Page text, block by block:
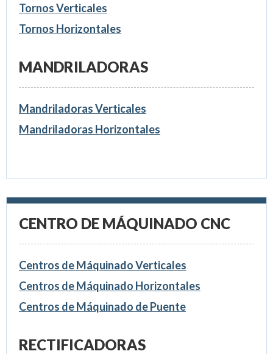
Tornos Verticales
Tornos Horizontales
MANDRILADORAS
Mandriladoras Verticales
Mandriladoras Horizontales
CENTRO DE MÁQUINADO CNC
Centros de Máquinado Verticales
Centros de Máquinado Horizontales
Centros de Máquinado de Puente
RECTIFICADORAS